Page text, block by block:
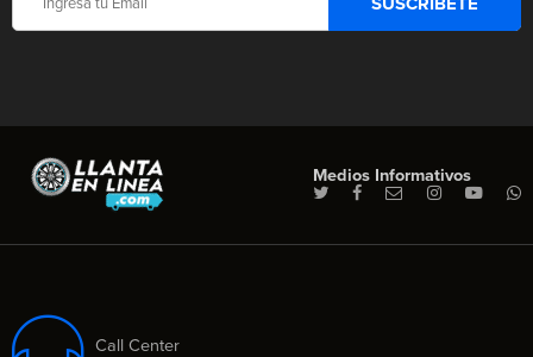
Medios Informativos
Call Center